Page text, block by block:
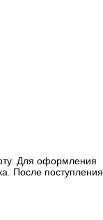
Для оформления
После поступления